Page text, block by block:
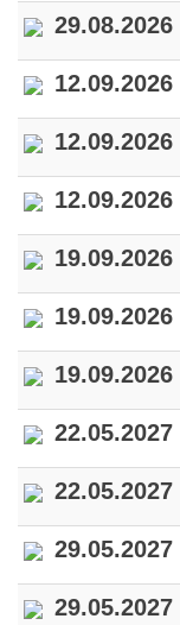
29.08.2026
12.09.2026
12.09.2026
12.09.2026
19.09.2026
19.09.2026
19.09.2026
22.05.2027
22.05.2027
29.05.2027
29.05.2027